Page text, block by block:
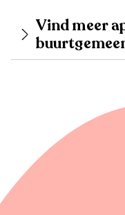
Vind meer